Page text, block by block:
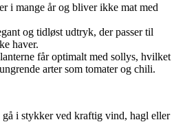
i mange år og bliver ikke mat med
og tidløst udtryk, der passer til
haver.
får optimalt med sollys, hvilket
arter som tomater og chili.
gå i stykker ved kraftig vind, hagl eller